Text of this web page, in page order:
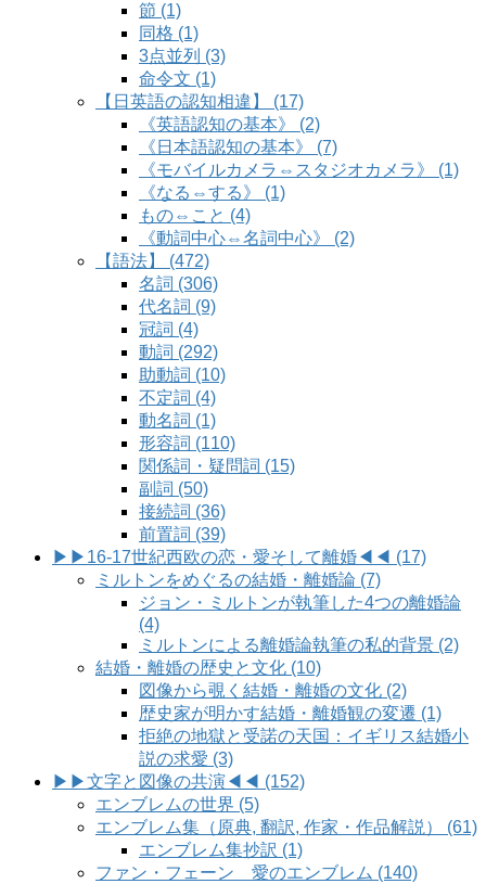
節 (1)
同格 (1)
3点並列 (3)
命令文 (1)
【日英語の認知相違】 (17)
《英語認知の基本》 (2)
《日本語認知の基本》 (7)
《モバイルカメラ⇔スタジオカメラ》 (1)
《なる⇔する》 (1)
もの⇔こと (4)
《動詞中心⇔名詞中心》 (2)
【語法】 (472)
名詞 (306)
代名詞 (9)
冠詞 (4)
動詞 (292)
助動詞 (10)
不定詞 (4)
動名詞 (1)
形容詞 (110)
関係詞・疑問詞 (15)
副詞 (50)
接続詞 (36)
前置詞 (39)
▶▶16-17世紀西欧の恋・愛そして離婚◀◀ (17)
ミルトンをめぐるの結婚・離婚論 (7)
ジョン・ミルトンが執筆した4つの離婚論
(4)
ミルトンによる離婚論執筆の私的背景 (2)
結婚・離婚の歴史と文化 (10)
図像から覗く結婚・離婚の文化 (2)
歴史家が明かす結婚・離婚観の変遷 (1)
拒絶の地獄と受諾の天国：イギリス結婚小
説の求愛 (3)
▶▶文字と図像の共演◀◀ (152)
エンブレムの世界 (5)
エンブレム集（原典, 翻訳, 作家・作品解説） (61)
エンブレム集抄訳 (1)
ファン・フェーン 愛のエンブレム (140)